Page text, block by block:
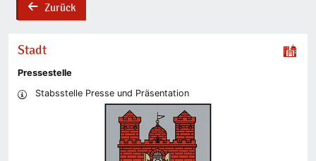
backZurück
Stadt
Pressestelle
Stabsstelle Presse und Präsentation